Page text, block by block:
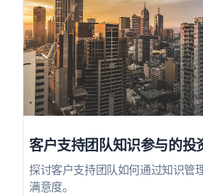
客户支持团队知识参与的投
探讨客户支持团队如何通过知识管
满意度。